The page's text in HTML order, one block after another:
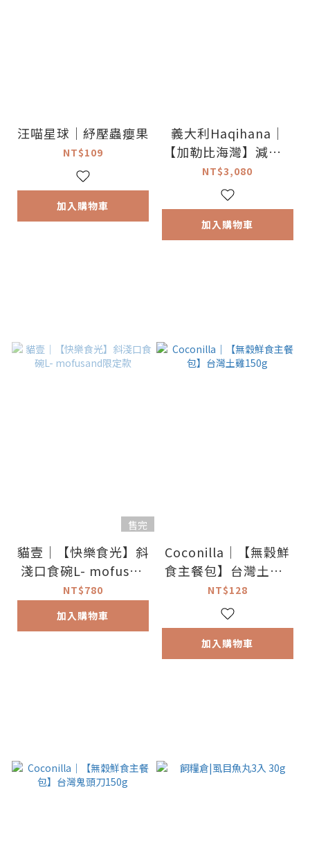
汪喵星球｜紓壓蟲癭果
NT$109
加入購物車
義大利Haqihana｜
【加勒比海灣】減壓H
型寵物胸背帶
NT$3,080
加入購物車
售完
貓壹｜【快樂食光】斜
淺口食碗L- mofusan
d限定款
NT$780
加入購物車
Coconilla｜【無穀鮮
食主餐包】台灣土雞1
50g
NT$128
加入購物車